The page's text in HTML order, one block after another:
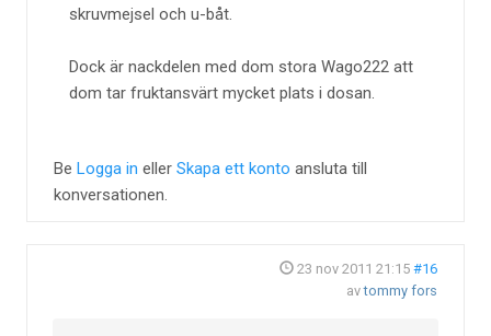
skruvmejsel och u-båt.
Dock är nackdelen med dom stora Wago222 att
dom tar fruktansvärt mycket plats i dosan.
Be Logga in eller Skapa ett konto ansluta till
konversationen.
23 nov 2011 21:15 #16
avtommy fors